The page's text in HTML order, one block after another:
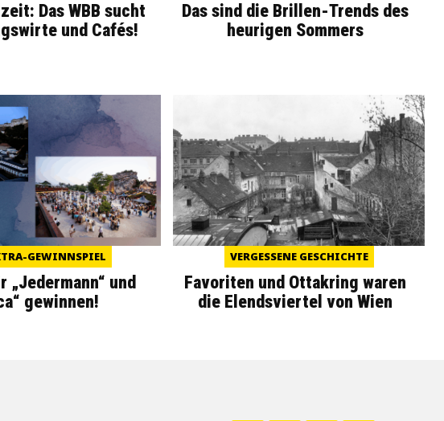
Das WBB sucht
und Cafés!
Das sind die Brillen-Trends des
heurigen Sommers
GEWINNSPIEL
und
gewinnen!
VERGESSENE GESCHICHTE
Favoriten und Ottakring waren
die Elendsviertel von Wien